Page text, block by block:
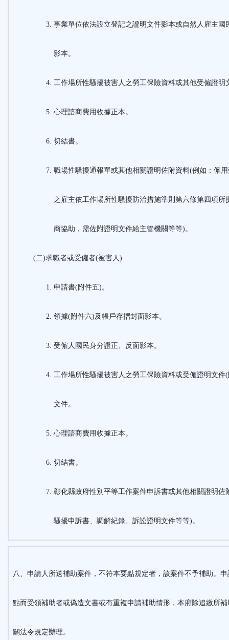
事業單位依法設立登記之證明文件影本或自然人雇主國
影本。
工作場所性騷擾被害人之勞工保險資料或其他受僱證明
心理諮商費用收據正本。
切結書。
職場性騷擾通報單或其他相關證明佐附資料(例如：僱
之雇主依工作場所性騷擾防治措施準則第六條第四項所
商協助，需佐附證明文件給主管機關等等)。
(二)求職者或受僱者(被害人)
申請書(附件五)。
領據(附件六)及帳戶存摺封面影本。
受僱人國民身分證正、反面影本。
工作場所性騷擾被害人之勞工保險資料或受僱證明文件
文件。
心理諮商費用收據正本。
切結書。
彰化縣政府性別平等工作案件申訴書或其他相關證明佐
騷擾申訴書、調解紀錄、訴訟證明文件等等)。
八、申請人所送補助案件，不符本要點規定者，該案件不予補助。
點而受領補助者或偽造文書或有重複申請補助情形，本府除追繳所
關法令規定辦理。